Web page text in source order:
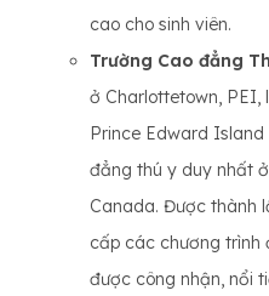
cao cho sinh viên.
Trường Cao đẳng
ở Charlottetown,
Prince Edward
đẳng thú y duy nhất
Canada. Được thành
cấp các chương trình
được công nhận, nổi